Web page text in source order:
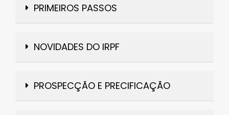
PRIMEIROS PASSOS
NOVIDADES DO IRPF
PROSPECÇÃO E PRECIFICAÇÃO